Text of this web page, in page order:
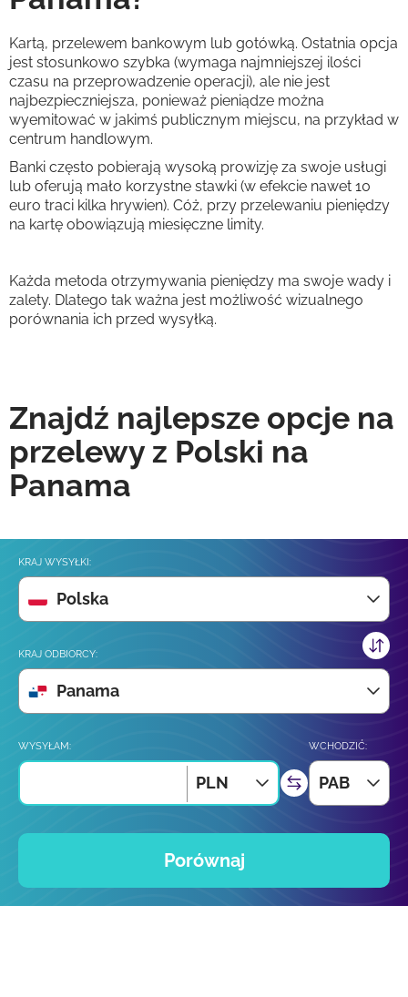
Kartą, przelewem bankowym lub gotówką. Ostatnia opcja
jest stosunkowo szybka (wymaga najmniejszej ilości
czasu na przeprowadzenie operacji), ale nie jest
najbezpieczniejsza, ponieważ pieniądze można
wyemitować w jakimś publicznym miejscu, na przykład w
centrum handlowym.
Banki często pobierają wysoką prowizję za swoje usługi
lub oferują mało korzystne stawki (w efekcie nawet 10
euro traci kilka hrywien). Cóż, przy przelewaniu pieniędzy
na kartę obowiązują miesięczne limity.
Każda metoda otrzymywania pieniędzy ma swoje wady i
zalety. Dlatego tak ważna jest możliwość wizualnego
porównania ich przed wysyłką.
Znajdź najlepsze opcje na
przelewy z Polski na
Panama
KRAJ WYSYŁKI:
Polska
KRAJ ODBIORCY:
Panama
WYSYŁAM:
PLN
WCHODZIĆ:
PAB
Porównaj